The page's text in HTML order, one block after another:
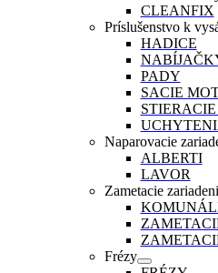
CLEANFIX
Príslušenstvo k
HADICE
PADY
SACIE
Naparovacie
ALBERTI
LAVOR
Zametacie
Frézy